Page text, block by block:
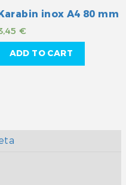
inox A4 80 mm
€
ADD TO CART